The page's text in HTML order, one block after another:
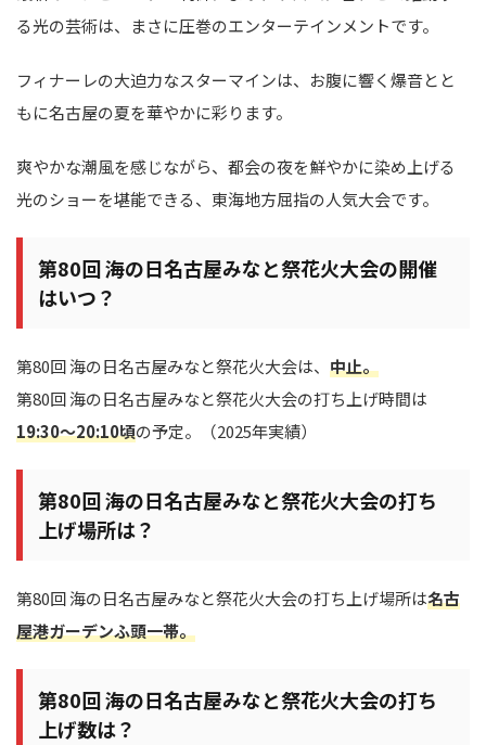
る光の芸術は、まさに圧巻のエンターテインメントです。
フィナーレの大迫力なスターマインは、お腹に響く爆音とと
もに名古屋の夏を華やかに彩ります。
爽やかな潮風を感じながら、都会の夜を鮮やかに染め上げる
光のショーを堪能できる、東海地方屈指の人気大会です。
第80回 海の日名古屋みなと祭花火大会の開催
はいつ？
第80回 海の日名古屋みなと祭花火大会は、 中止。
第80回 海の日名古屋みなと祭花火大会の打ち上げ時間は
19:30～20:10頃の予定。（2025年実績）
第80回 海の日名古屋みなと祭花火大会の打ち
上げ場所は？
第80回 海の日名古屋みなと祭花火大会の打ち上げ場所は名古
屋港ガーデンふ頭一帯。
第80回 海の日名古屋みなと祭花火大会の打ち
上げ数は？